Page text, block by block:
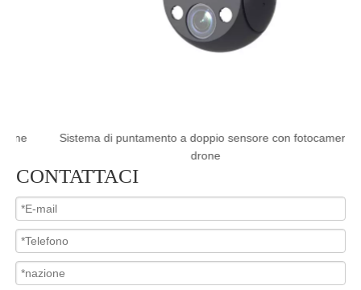
Sistema di puntamento a doppio sensore con fotocamera
drone
CONTATTACI